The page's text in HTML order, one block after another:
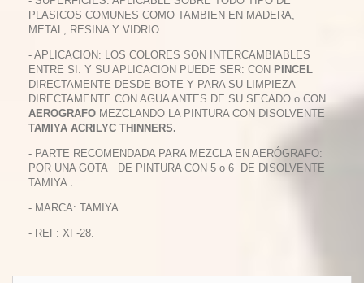
PLASICOS COMUNES COMO TAMBIEN EN MADERA,
METAL, RESINA Y VIDRIO.
- APLICACION: LOS COLORES SON INTERCAMBIABLES
ENTRE SI. Y SU APLICACION PUEDE SER: CON PINCEL
DIRECTAMENTE DESDE BOTE Y PARA SU LIMPIEZA
DIRECTAMENTE CON AGUA ANTES DE SU SECADO o CON
AEROGRAFO MEZCLANDO LA PINTURA CON DISOLVENTE
TAMIYA ACRILYC THINNERS.
- PARTE RECOMENDADA PARA MEZCLA EN AERÓGRAFO:
POR UNA GOTA DE PINTURA CON 5 o 6 DE DISOLVENTE
TAMIYA .
- MARCA: TAMIYA.
- REF: XF-28.